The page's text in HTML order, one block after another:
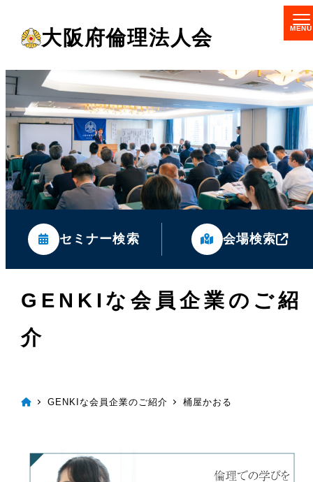
コ
ン
テ
ン
ツ
へ
大阪府倫理法人会
セミナー検索 会場検索
GENKIな会員企業のご紹
介
GENKIな会員企業のご紹介 桶屋かおる